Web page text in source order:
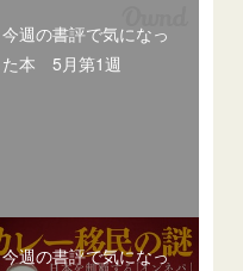
今週の書評で気になっ
た本 5月第1週
今週の書評で気になっ